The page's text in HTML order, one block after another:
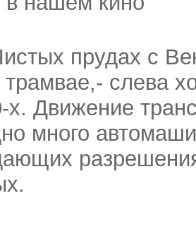
прудах с
трамвае,- слева
х. Движение
много